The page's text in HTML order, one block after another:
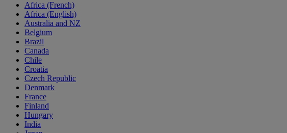
Africa (French)
Africa (English)
Australia and NZ
Belgium
Brazil
Canada
Chile
Croatia
Czech Republic
Denmark
France
Finland
Hungary
India